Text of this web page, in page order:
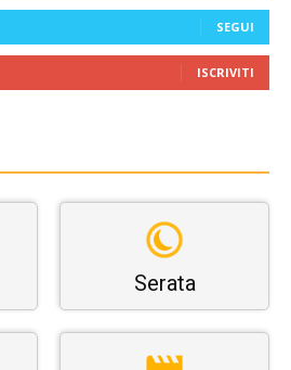
SEGUI
ISCRIVITI
Serata